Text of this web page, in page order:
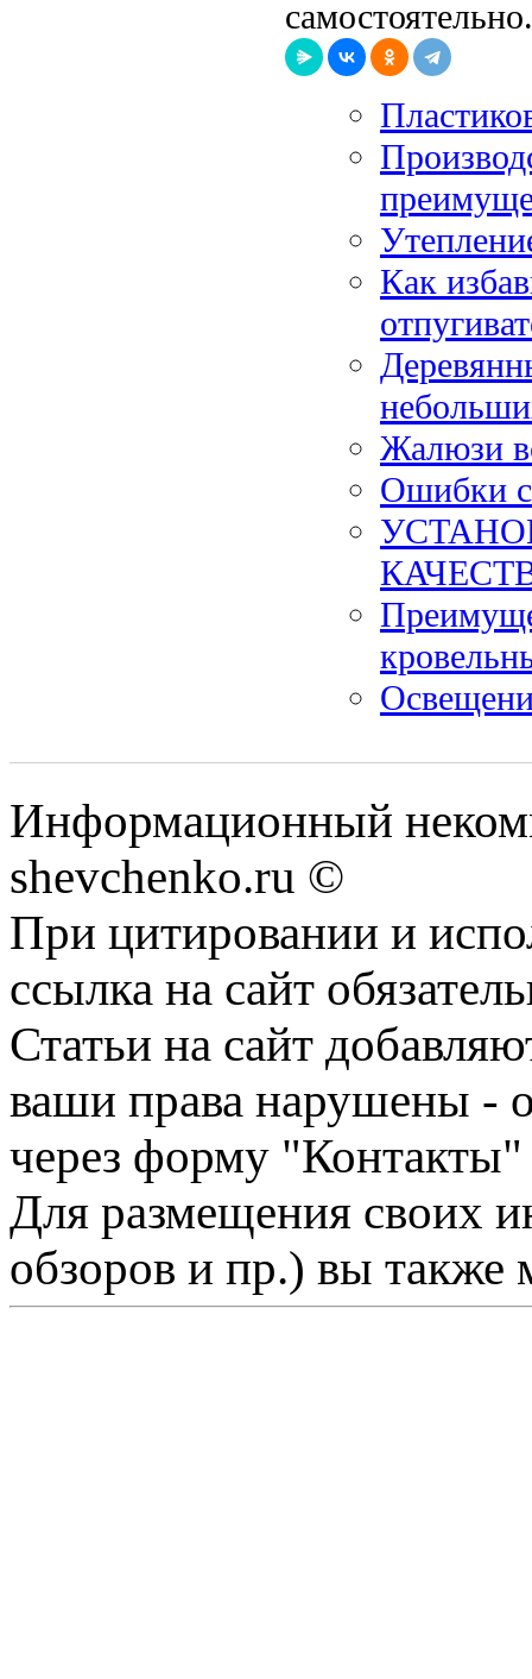
самостоятельно.
Как
Жалюзи
Ошибки с
Информационный
shevchenko.ru ©
При цитировании и
ссылка на сайт
Статьи на сайт
ваши права нарушены -
через форму "Контакты"
Для размещения своих
обзоров и пр.) вы также